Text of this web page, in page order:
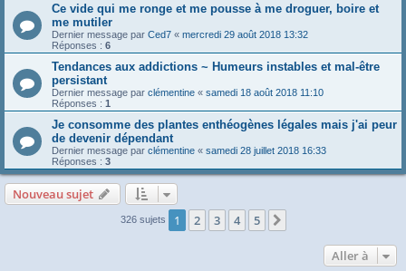
Ce vide qui me ronge et me pousse à me droguer, boire et
me mutiler
Dernier message par Ced7 « mercredi 29 août 2018 13:32
Réponses : 6
Tendances aux addictions ~ Humeurs instables et mal-être
persistant
Dernier message par clémentine « samedi 18 août 2018 11:10
Réponses : 1
Je consomme des plantes enthéogènes légales mais j'ai peur
de devenir dépendant
Dernier message par clémentine « samedi 28 juillet 2018 16:33
Réponses : 3
Nouveau sujet
326 sujets 1 2 3 4 5
Aller à